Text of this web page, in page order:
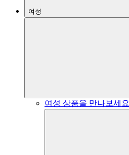
여성
여성 상품을 만나보세요